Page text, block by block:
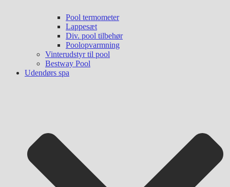
Pool termometer
Lappesæt
Div. pool tilbehør
Poolopvarmning
Vinterudstyr til pool
Bestway Pool
Udendørs spa